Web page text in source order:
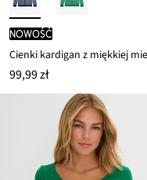
nowość
99,99 zł